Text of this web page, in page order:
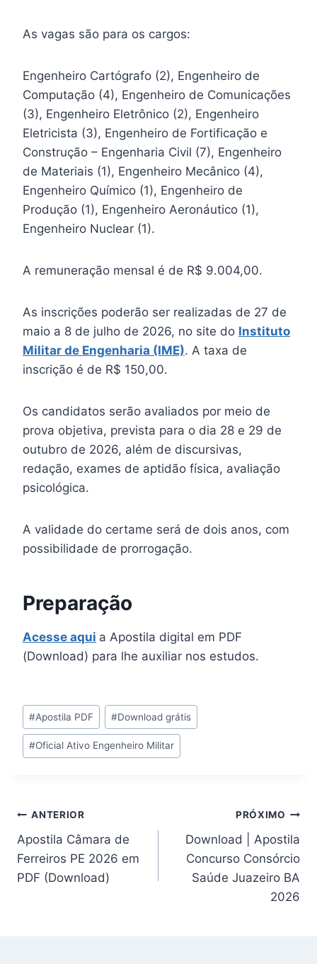
As vagas são para os cargos:
Engenheiro Cartógrafo (2), Engenheiro de
Computação (4), Engenheiro de Comunicações
(3), Engenheiro Eletrônico (2), Engenheiro
Eletricista (3), Engenheiro de Fortificação e
Construção – Engenharia Civil (7), Engenheiro
de Materiais (1), Engenheiro Mecânico (4),
Engenheiro Químico (1), Engenheiro de
Produção (1), Engenheiro Aeronáutico (1),
Engenheiro Nuclear (1).
A remuneração mensal é de R$ 9.004,00.
As inscrições poderão ser realizadas de 27 de
maio a 8 de julho de 2026, no site do Instituto
Militar de Engenharia (IME). A taxa de
inscrição é de R$ 150,00.
Os candidatos serão avaliados por meio de
prova objetiva, prevista para o dia 28 e 29 de
outubro de 2026, além de discursivas,
redação, exames de aptidão física, avaliação
psicológica.
A validade do certame será de dois anos, com
possibilidade de prorrogação.
Preparação
Acesse aqui a Apostila digital em PDF
(Download) para lhe auxiliar nos estudos.
Tags
do
Post:
#Apostila PDF #Download grátis
#Oficial Ativo Engenheiro Militar
Navegação
de
Post
ANTERIOR
Apostila Câmara de
Ferreiros PE 2026 em
PDF (Download)
PRÓXIMO
Download | Apostila
Concurso Consórcio
Saúde Juazeiro BA
2026